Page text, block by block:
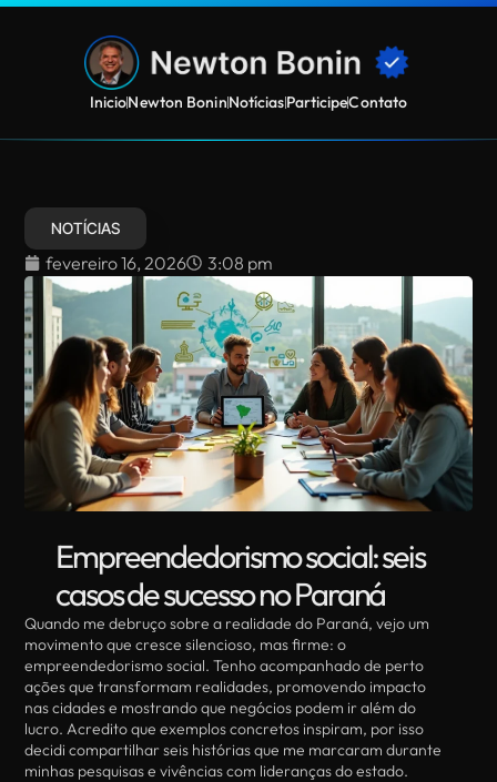
InicioNewton BoninNotíciasParticipeContato
NOTÍCIAS
fevereiro 16, 2026 3:08 pm
Empreendedorismo social: seis
casos de sucesso no Paraná
Quando me debruço sobre a realidade do Paraná, vejo um
movimento que cresce silencioso, mas firme: o
empreendedorismo social. Tenho acompanhado de perto
ações que transformam realidades, promovendo impacto
nas cidades e mostrando que negócios podem ir além do
lucro. Acredito que exemplos concretos inspiram, por isso
decidi compartilhar seis histórias que me marcaram durante
minhas pesquisas e vivências com lideranças do estado.